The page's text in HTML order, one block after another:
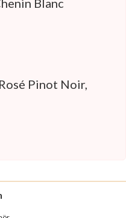
Blanc
Pinot Noir,